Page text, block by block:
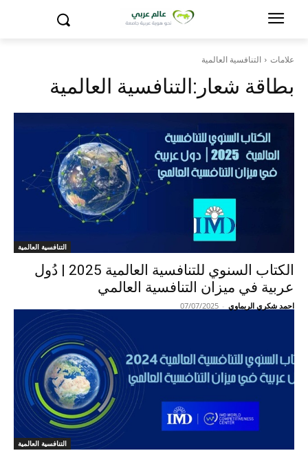
علامات التنافسية العالمية
بطاقة شعار:التنافسية العالمية
التنافسية العالمية
الكتاب السنوي للتنافسية العالمية 2025 | دُول
عربية في ميزان التنافسية العالمي
احمد شكري الريماوي -
07/07/2025
التنافسية العالمية